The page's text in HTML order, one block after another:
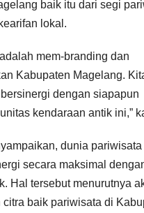
baik itu dari segi
lokal.
mem-branding dan
Kabupaten Magelang.
dengan siapapun
kendaraan antik ini,”
dunia
secara maksimal
Hal tersebut menurutnya
citra baik pariwisata di